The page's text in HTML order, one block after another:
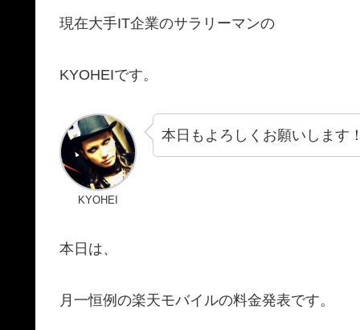
現在大手IT企業のサラリーマンの
KYOHEIです。
KYOHEI
本日もよろしくお願いします
本日は、
月一恒例の楽天モバイルの料金発表です。